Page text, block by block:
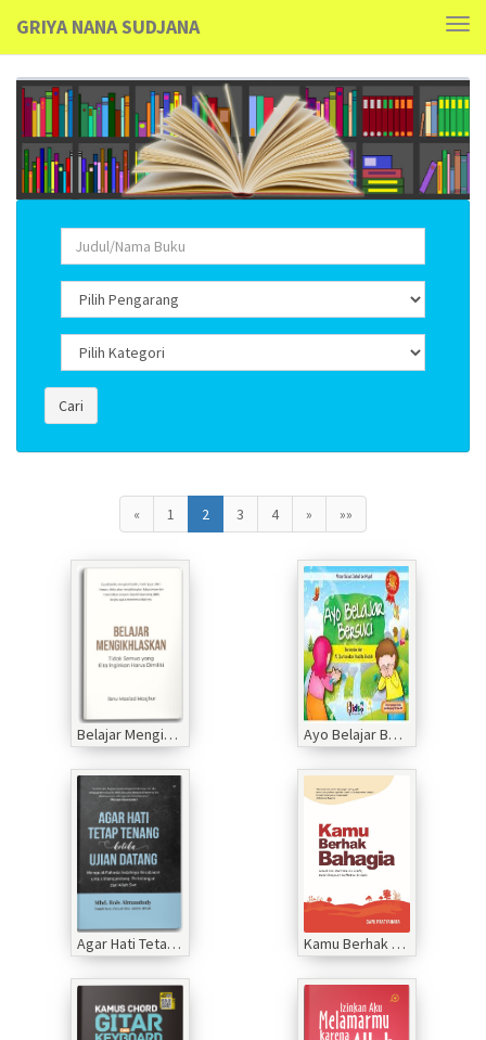
GRIYA NANA SUDJANA
Cari
« 1 2 3 4 » »»
Belajar Mengikhlaskan Tidak Semua Yang Kita Inginkan Harus Dimiliki Ayo Belajar Bersuci
Agar Hati Tetap Tenang Ketika Ujian Datang Kamu Berhak Bahagia: Sebuah Seni Mencintai Diri Sendiri